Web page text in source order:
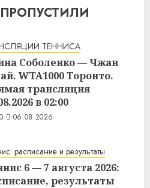
ТЕННИСА
Соболенко — Чжан
WTA1000 Торонто.
трансляция
в 02:00
06.08.2026
расписание и результаты
6 — 7 августа 2026:
результаты